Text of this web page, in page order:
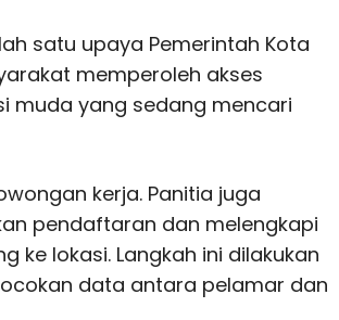
satu upaya Pemerintah Kota
memperoleh akses
muda yang sedang mencari
kerja. Panitia juga
pendaftaran dan melengkapi
ke lokasi. Langkah ini dilakukan
data antara pelamar dan